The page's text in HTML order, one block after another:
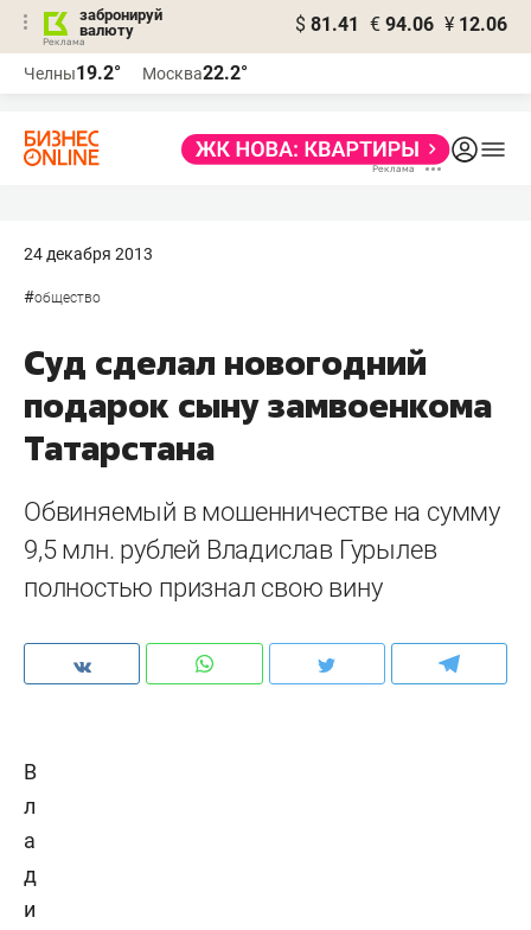
забронируй
валюту
$ 81.41 € 94.06 ¥ 12.06
Челны19.2° Москва22.2°
24 декабря 2013
#общество
Суд сделал новогодний
подарок сыну замвоенкома
Татарстана
Обвиняемый в мошенничестве на сумму
9,5 млн. рублей Владислав Гурылев
полностью признал свою вину
В
л
а
д
и